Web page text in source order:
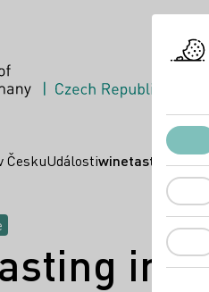
ČeskuUdálostiwinetasting in
in